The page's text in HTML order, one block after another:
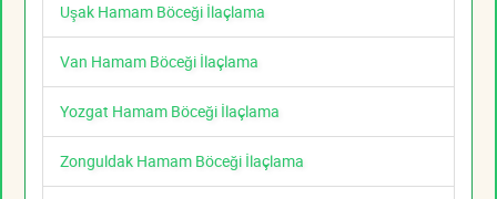
Uşak Hamam Böceği İlaçlama
Van Hamam Böceği İlaçlama
Yozgat Hamam Böceği İlaçlama
Zonguldak Hamam Böceği İlaçlama